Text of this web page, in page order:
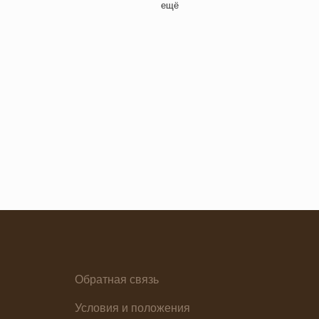
ещё
Обратная связь
Условия и положения